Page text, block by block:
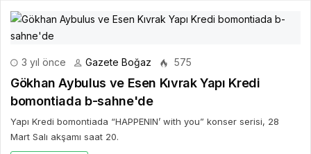
3 yıl önce Gazete Boğaz 575
Gökhan Aybulus ve Esen Kıvrak Yapı Kredi
bomontiada b-sahne'de
Yapı Kredi bomontiada “HAPPENIN’ with you” konser serisi, 28
Mart Salı akşamı saat 20.